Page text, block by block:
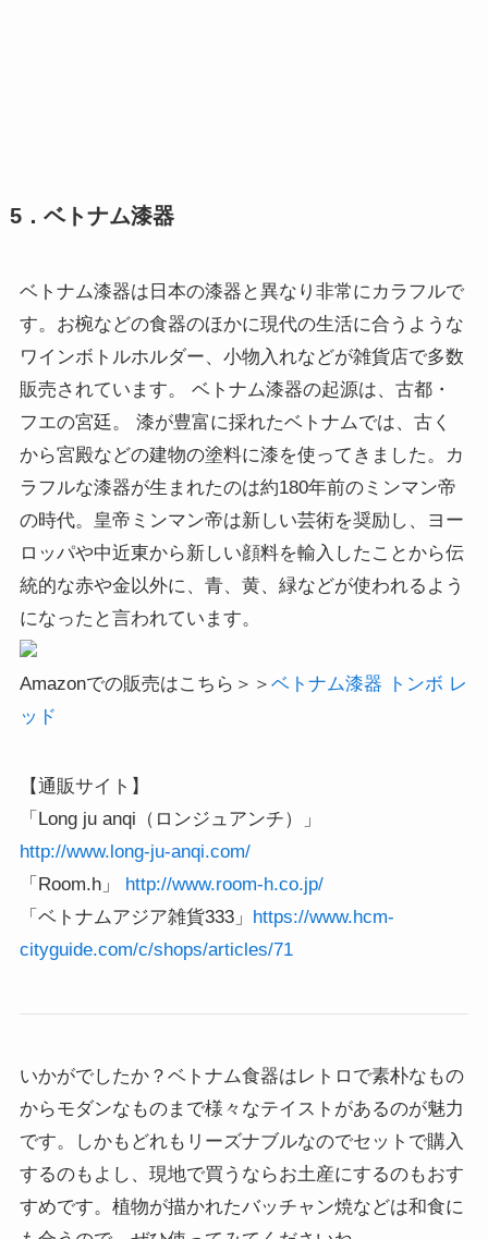
5．ベトナム漆器
ベトナム漆器は日本の漆器と異なり非常にカラフルで
す。お椀などの食器のほかに現代の生活に合うような
ワインボトルホルダー、小物入れなどが雑貨店で多数
販売されています。 ベトナム漆器の起源は、古都・
フエの宮廷。 漆が豊富に採れたベトナムでは、古く
から宮殿などの建物の塗料に漆を使ってきました。カ
ラフルな漆器が生まれたのは約180年前のミンマン帝
の時代。皇帝ミンマン帝は新しい芸術を奨励し、ヨー
ロッパや中近東から新しい顔料を輸入したことから伝
統的な赤や金以外に、青、黄、緑などが使われるよう
になったと言われています。
Amazonでの販売はこちら＞＞ ベトナム漆器 トンボ レ
ッド
【通販サイト】
「Long ju anqi（ロンジュアンチ）」
http://www.long-ju-anqi.com/
「Room.h」
http://www.room-h.co.jp/
「ベトナムアジア雑貨333」
https://www.hcm-
cityguide.com/c/shops/articles/71
いかがでしたか？ベトナム食器はレトロで素朴なもの
からモダンなものまで様々なテイストがあるのが魅力
です。しかもどれもリーズナブルなのでセットで購入
するのもよし、現地で買うならお土産にするのもおす
すめです。植物が描かれたバッチャン焼などは和食に